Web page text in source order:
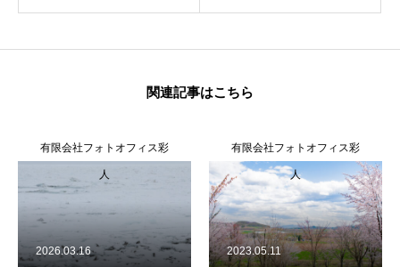
関連記事はこちら
有限会社フォトオフィス彩
人
2026.03.16
有限会社フォトオフィス彩
人
2023.05.11